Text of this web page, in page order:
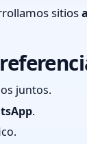
sitios
juntos.
.